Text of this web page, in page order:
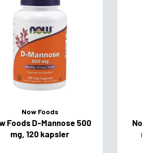
Now Foods
Foods D-Mannose 500
mg, 120 kapsler